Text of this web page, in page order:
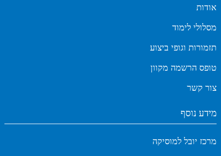
אודות
מסלולי לימוד
תזמורות וגופי ביצוע
טופס הרשמה מקוון
צור קשר
מידע נוסף
מרכז יובל למוסיקה